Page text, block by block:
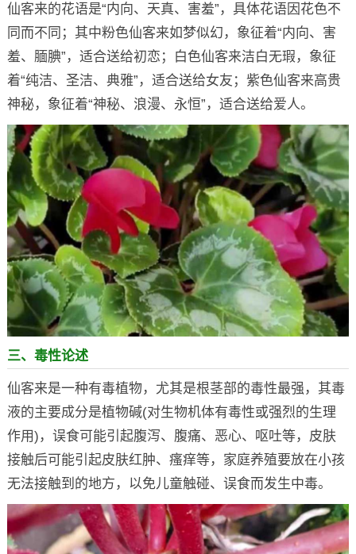
仙客来的花语是“内向、天真、害羞”，具体花语因花色不
同而不同；其中粉色仙客来如梦似幻，象征着“内向、害
羞、腼腆”，适合送给初恋；白色仙客来洁白无瑕，象征
着“纯洁、圣洁、典雅”，适合送给女友；紫色仙客来高贵
神秘，象征着“神秘、浪漫、永恒”，适合送给爱人。
三、毒性论述
仙客来是一种有毒植物，尤其是根茎部的毒性最强，其毒
液的主要成分是植物碱(对生物机体有毒性或强烈的生理
作用)，误食可能引起腹泻、腹痛、恶心、呕吐等，皮肤
接触后可能引起皮肤红肿、瘙痒等，家庭养殖要放在小孩
无法接触到的地方，以免儿童触碰、误食而发生中毒。